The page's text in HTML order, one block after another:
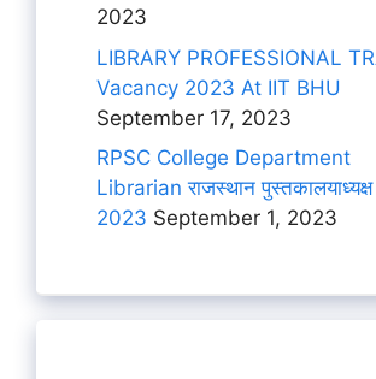
2023
LIBRARY PROFESSIONAL
Vacancy 2023 At IIT BHU
September 17, 2023
RPSC College Department
Librarian राजस्थान पुस्तकालयाध्यक्ष
2023 September 1, 2023